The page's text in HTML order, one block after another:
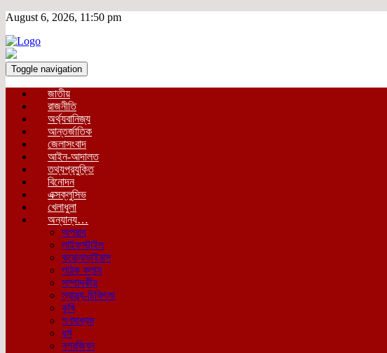
August 6, 2026, 11:50 pm
Toggle navigation
জাতীয়
রাজনীতি
অর্থ্যবানিজ্য
আন্তর্জাতিক
জেলাসংবাদ
আইন-আদালত
তথ্যপ্রযুক্তি
বিনোদন
এক্সক্লুসিভ
খেলাধুলা
অন্যান্য…
অপরাধ
লাইফস্টাইল
করোনাভাইরাস
পাঠক কলাম
সম্পাদকীয়
স্বাস্থ্য-চিকিৎসা
কৃষি
গণমাধ্যম
ধর্ম
নগরজিবন